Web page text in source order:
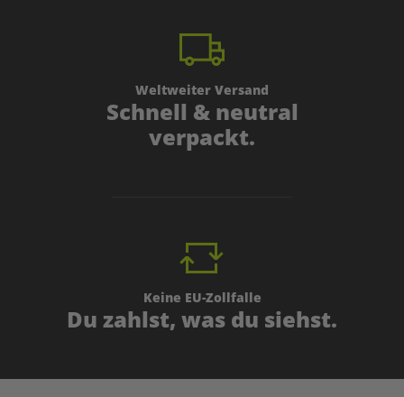
Weltweiter Versand
Schnell & neutral
verpackt.
Keine EU-Zollfalle
Du zahlst, was du siehst.